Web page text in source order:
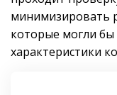
минимизировать
которые могли бы
характеристики